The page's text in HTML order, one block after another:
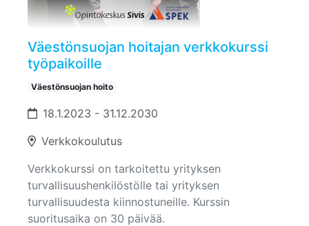
Väestönsuojan hoitajan verkkokurssi
työpaikoille
Väestönsuojan hoito
18.1.2023 - 31.12.2030
Verkkokoulutus
Verkkokurssi on tarkoitettu yrityksen
turvallisuushenkilöstölle tai yrityksen
turvallisuudesta kiinnostuneille. Kurssin
suoritusaika on 30 päivää.